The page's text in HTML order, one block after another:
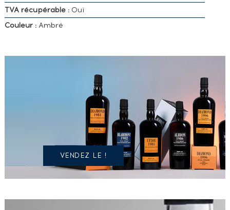
TVA récupérable :Oui
Couleur :Ambré
POSSÉDEZ
SPIRITUEUX
IDENTIQUE
VENDEZ LE !